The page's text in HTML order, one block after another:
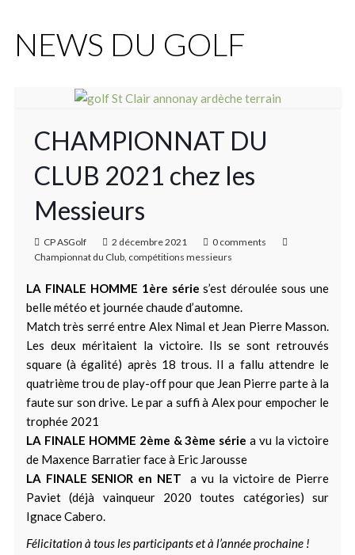
NEWS DU GOLF
CHAMPIONNAT DU
CLUB 2021 chez les
Messieurs
CP ASGolf 2 décembre 2021
0 comments
Championnat du Club, compétitions messieurs
LA FINALE HOMME 1ère série s’est déroulée sous une
belle météo et journée chaude d’automne.
Match très serré entre Alex Nimal et Jean Pierre Masson.
Les deux méritaient la victoire. Ils se sont retrouvés
square (à égalité) après 18 trous. Il a fallu attendre le
quatrième trou de play-off pour que Jean Pierre parte à la
faute sur son drive. Le par a suffi à Alex pour empocher le
trophée 2021
LA FINALE HOMME 2ème & 3ème série a vu la victoire
de Maxence Barratier face à Eric Jarousse
LA FINALE SENIOR en NET a vu la victoire de Pierre
Paviet (déjà vainqueur 2020 toutes catégories) sur
Ignace Cabero.
Félicitation à tous les participants et à l’année prochaine !